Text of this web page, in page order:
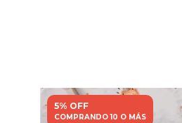
5% OFF
COMPRANDO 10 O MÁS